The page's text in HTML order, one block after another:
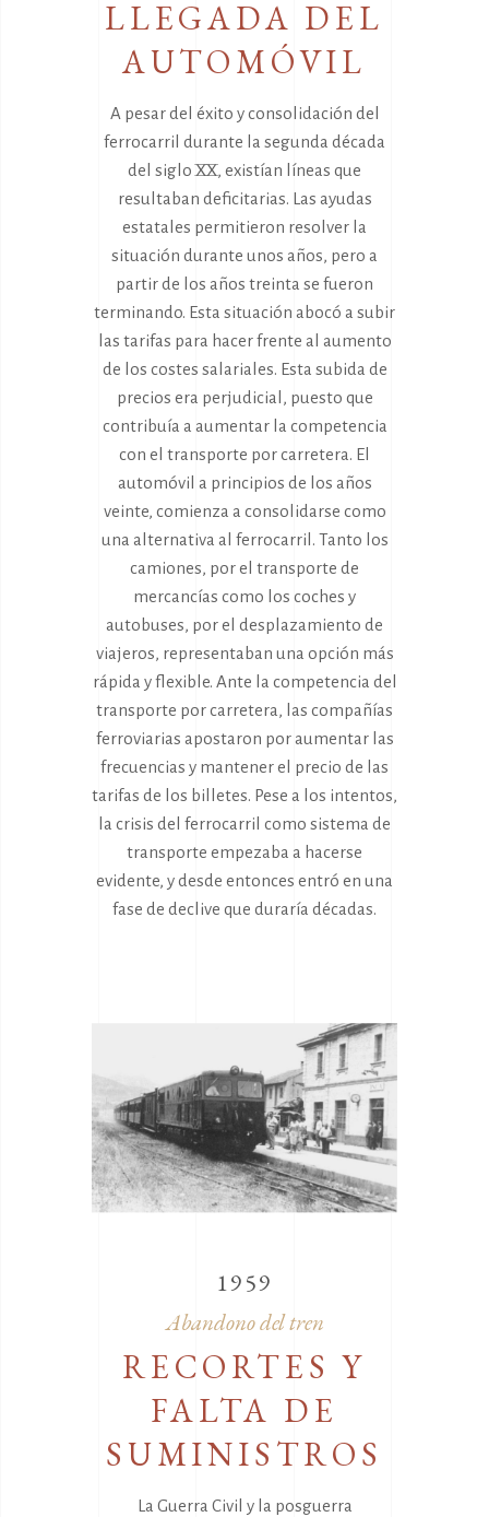
LLEGADA DEL
AUTOMÓVIL
A pesar del éxito y consolidación del
ferrocarril durante la segunda década
del siglo XX, existían líneas que
resultaban deficitarias. Las ayudas
estatales permitieron resolver la
situación durante unos años, pero a
partir de los años treinta se fueron
terminando. Esta situación abocó a subir
las tarifas para hacer frente al aumento
de los costes salariales. Esta subida de
precios era perjudicial, puesto que
contribuía a aumentar la competencia
con el transporte por carretera. El
automóvil a principios de los años
veinte, comienza a consolidarse como
una alternativa al ferrocarril. Tanto los
camiones, por el transporte de
mercancías como los coches y
autobuses, por el desplazamiento de
viajeros, representaban una opción más
rápida y flexible. Ante la competencia del
transporte por carretera, las compañías
ferroviarias apostaron por aumentar las
frecuencias y mantener el precio de las
tarifas de los billetes. Pese a los intentos,
la crisis del ferrocarril como sistema de
transporte empezaba a hacerse
evidente, y desde entonces entró en una
fase de declive que duraría décadas.
1959
Abandono del tren
RECORTES Y
FALTA DE
SUMINISTROS
La Guerra Civil y la posguerra